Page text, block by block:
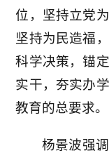
位，坚持立党
坚持为民造福
科学决策，锚
实干，夯实办
教育的总要求。
杨景波强